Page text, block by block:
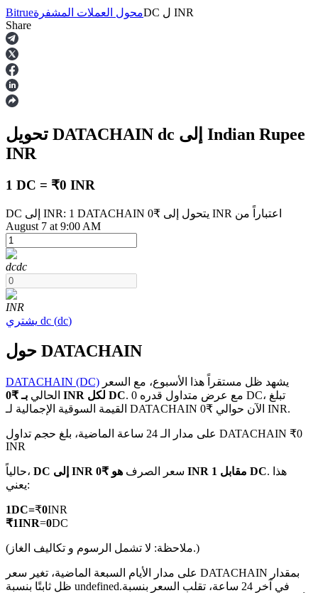
العقود الآجلة
العقود الآجلة USDT
العقود الآجلة لـ COIN-M
العقود الآجلة للعملات المشفرة
TradFi
Bitrueمحول العملات المشفرةDC ل INR
Share
تحويل DATACHAIN dc
إلى Indian Rupee
INR
1 DC = ₹0 INR
DC إلى INR: 1 DATACHAIN يتحول إلى ₹0 INR اعتباراً من
August 7 at 9:00 AM
dcdc
INR
يشتري dc (dc)
حول DATACHAIN
DATACHAIN (DC)
الحالي
بـ ₹0 INR لكل DC. مع عرض متداول قدره 0 DC، تبلغ
القيمة السوقية الإجمالية لـ DATACHAIN الآن حوالي ₹0 INR.
على مدار الـ 24 ساعة الماضية، بلغ حجم تداول DATACHAIN ₹0
INR
حالياً، DC إلى INR سعر الصرف هو ₹0 INR مقابل 1 DC. هذا
يعني:
1DC=₹0INR
₹1INR=0DC
(ملاحظة: لا تشمل الرسوم و تكاليف الغاز.)
على مدار الأيام السبعة الماضية، تغير سعر DATACHAIN بمقدار
ظل ثابتًا بنسبة undefined.في آخر 24 ساعة، تقلب السعر بنسبة